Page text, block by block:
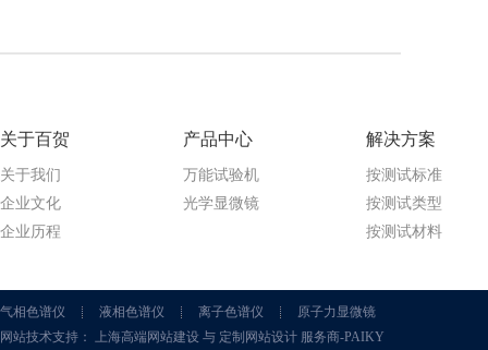
关于百贺
关于我们
企业文化
企业历程
产品中心
万能试验机
光学显微镜
解决方案
按测试标准
按测试类型
按测试材料
气相色谱仪 液相色谱仪 离子色谱仪
原子力显微镜
网站技术支持： 上海高端网站建设 与 定制网站设计 服务商-PAIKY